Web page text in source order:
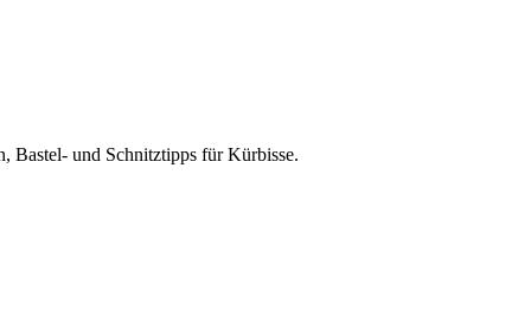
Bastel- und Schnitztipps für Kürbisse.